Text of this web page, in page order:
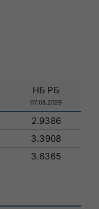
НБ РБ
07.08.2026
2.9386
3.3908
3.6365